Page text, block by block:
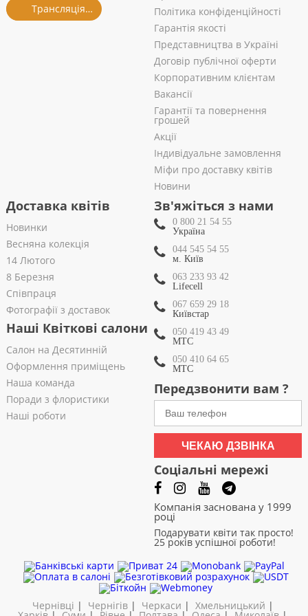
Трансляція із салону
Політика конфіденційності
Гарантія якості
Представництва в Україні
Договір публічної оферти
Корпоративним клієнтам
Вакансії
Гарантії та повернення
грошей
Акції
Індивідуальне замовлення
Міфи про доставку квітів
Новини
Доставка квітів
Новинки
Весняна колекція
14 Лютого
8 Березня
Співпраця
Фотографії з доставок
Наші Квіткові салони
Салон на Десятинній
Оформлення приміщень
Наша команда
Поради з флористики
Наші роботи
Зв'яжіться з нами
0 800 21 54 55
Україна
044 545 54 55
м. Київ
063 233 93 42
Lifecell
067 659 29 18
Київстар
050 419 43 49
МТС
050 410 64 65
МТС
Передзвонити вам ?
ЧЕКАЮ ДЗВІНКА
Соціальні мережі
Компанія заснована у 1999
році
Подарувати квіти так просто!
25 років успішної роботи!
Чернівці | Чернігів| Черкаси | Хмельницький |